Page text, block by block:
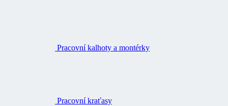
Pracovní kalhoty a montérky
Pracovní kraťasy